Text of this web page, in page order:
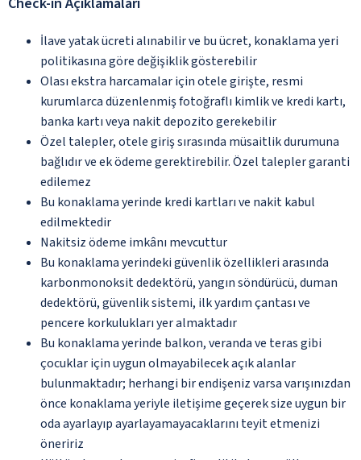
İlave yatak ücreti alınabilir ve bu ücret, konaklama yeri
politikasına göre değişiklik gösterebilir
Olası ekstra harcamalar için otele girişte, resmi
kurumlarca düzenlenmiş fotoğraflı kimlik ve kredi kartı,
banka kartı veya nakit depozito gerekebilir
Özel talepler, otele giriş sırasında müsaitlik durumuna
bağlıdır ve ek ödeme gerektirebilir. Özel talepler garanti
edilemez
Bu konaklama yerinde kredi kartları ve nakit kabul
edilmektedir
Nakitsiz ödeme imkânı mevcuttur
Bu konaklama yerindeki güvenlik özellikleri arasında
karbonmonoksit dedektörü, yangın söndürücü, duman
dedektörü, güvenlik sistemi, ilk yardım çantası ve
pencere korkulukları yer almaktadır
Bu konaklama yerinde balkon, veranda ve teras gibi
çocuklar için uygun olmayabilecek açık alanlar
bulunmaktadır; herhangi bir endişeniz varsa varışınızdan
önce konaklama yeriyle iletişime geçerek size uygun bir
oda ayarlayıp ayarlayamayacaklarını teyit etmenizi
öneririz